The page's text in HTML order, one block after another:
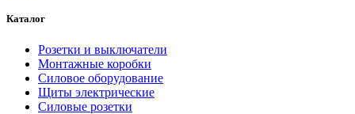
Каталог
Розетки и выключатели
Монтажные коробки
Силовое оборудование
Щиты электрические
Силовые розетки